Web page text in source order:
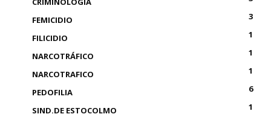
FEMICIDIO
3
FILICIDIO
1
NARCOTRÁFICO
1
NARCOTRAFICO
1
PEDOFILIA
6
SIND.DE ESTOCOLMO
1